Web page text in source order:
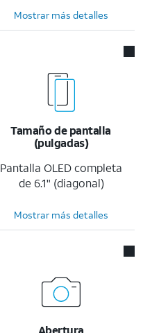
Mostrar más detalles
Tamaño de pantalla
(pulgadas)
Pantalla OLED completa
de 6.1" (diagonal)
Mostrar más detalles
Abertura